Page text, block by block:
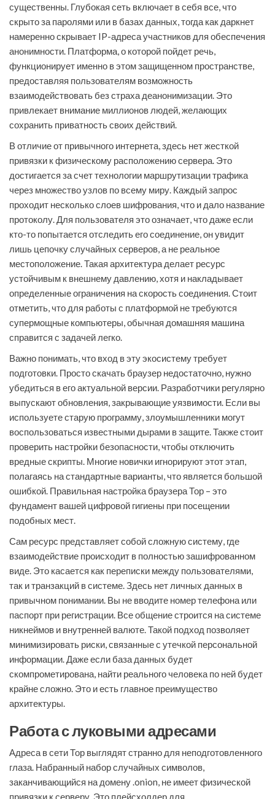
существенны. Глубокая сеть включает в себя все, что
скрыто за паролями или в базах данных, тогда как даркнет
намеренно скрывает IP-адреса участников для обеспечения
анонимности. Платформа, о которой пойдет речь,
функционирует именно в этом защищенном пространстве,
предоставляя пользователям возможность
взаимодействовать без страха деанонимизации. Это
привлекает внимание миллионов людей, желающих
сохранить приватность своих действий.
В отличие от привычного интернета, здесь нет жесткой
привязки к физическому расположению сервера. Это
достигается за счет технологии маршрутизации трафика
через множество узлов по всему миру. Каждый запрос
проходит несколько слоев шифрования, что и дало название
протоколу. Для пользователя это означает, что даже если
кто-то попытается отследить его соединение, он увидит
лишь цепочку случайных серверов, а не реальное
местоположение. Такая архитектура делает ресурс
устойчивым к внешнему давлению, хотя и накладывает
определенные ограничения на скорость соединения. Стоит
отметить, что для работы с платформой не требуются
супермощные компьютеры, обычная домашняя машина
справится с задачей легко.
Важно понимать, что вход в эту экосистему требует
подготовки. Просто скачать браузер недостаточно, нужно
убедиться в его актуальной версии. Разработчики регулярно
выпускают обновления, закрывающие уязвимости. Если вы
используете старую программу, злоумышленники могут
воспользоваться известными дырами в защите. Также стоит
проверить настройки безопасности, чтобы отключить
вредные скрипты. Многие новички игнорируют этот этап,
полагаясь на стандартные варианты, что является большой
ошибкой. Правильная настройка браузера Тор – это
фундамент вашей цифровой гигиены при посещении
подобных мест.
Сам ресурс представляет собой сложную систему, где
взаимодействие происходит в полностью зашифрованном
виде. Это касается как переписки между пользователями,
так и транзакций в системе. Здесь нет личных данных в
привычном понимании. Вы не вводите номер телефона или
паспорт при регистрации. Все общение строится на системе
никнеймов и внутренней валюте. Такой подход позволяет
минимизировать риски, связанные с утечкой персональной
информации. Даже если база данных будет
скомпрометирована, найти реального человека по ней будет
крайне сложно. Это и есть главное преимущество
архитектуры.
Работа с луковыми адресами
Адреса в сети Тор выглядят странно для неподготовленного
глаза. Набранный набор случайных символов,
заканчивающийся на домену .onion, не имеет физической
привязки к серверу. Это плейсхолдер для